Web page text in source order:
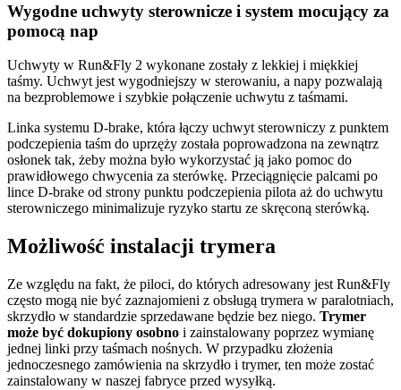
Wygodne uchwyty sterownicze i system mocujący za
pomocą nap
Uchwyty w Run&Fly 2 wykonane zostały z lekkiej i miękkiej
taśmy. Uchwyt jest wygodniejszy w sterowaniu, a napy pozwalają
na bezproblemowe i szybkie połączenie uchwytu z taśmami.
Linka systemu D-brake, która łączy uchwyt sterowniczy z punktem
podczepienia taśm do uprzęży została poprowadzona na zewnątrz
osłonek tak, żeby można było wykorzystać ją jako pomoc do
prawidłowego chwycenia za sterówkę. Przeciągnięcie palcami po
lince D-brake od strony punktu podczepienia pilota aż do uchwytu
sterowniczego minimalizuje ryzyko startu ze skręconą sterówką.
Możliwość instalacji trymera
Ze względu na fakt, że piloci, do których adresowany jest Run&Fly
często mogą nie być zaznajomieni z obsługą trymera w paralotniach,
skrzydło w standardzie sprzedawane będzie bez niego. Trymer
może być dokupiony osobno i zainstalowany poprzez wymianę
jednej linki przy taśmach nośnych. W przypadku złożenia
jednoczesnego zamówienia na skrzydło i trymer, ten może zostać
zainstalowany w naszej fabryce przed wysyłką.